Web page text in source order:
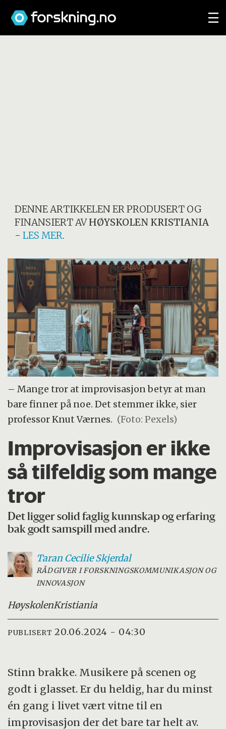
DENNE ARTIKKELEN ER PRODUSERT OG
FINANSIERT AVHØYSKOLEN KRISTIANIA
-LES MER.
– Mange tror at improvisasjon betyr at man
bare finner på noe. Det stemmer ikke, sier
professor Knut Værnes. (Foto: Pexels)
Improvisasjon er ikke
så tilfeldig som mange
tror
Det ligger solid faglig kunnskap og erfaring
bak godt samspill med andre.
Taran Cecilie Skjerdal
RÅDGIVER I FORSKNINGSKOMMUNIKASJON OG
INNOVASJON
HøyskolenKristiania
PUBLISERT 20.06.2024 - 04:30
Stinn brakke. Musikere på scenen og
godt i glasset. Er du heldig, har du minst
én gang i livet vært vitne til en
improvisasjon der det bare tar helt av.